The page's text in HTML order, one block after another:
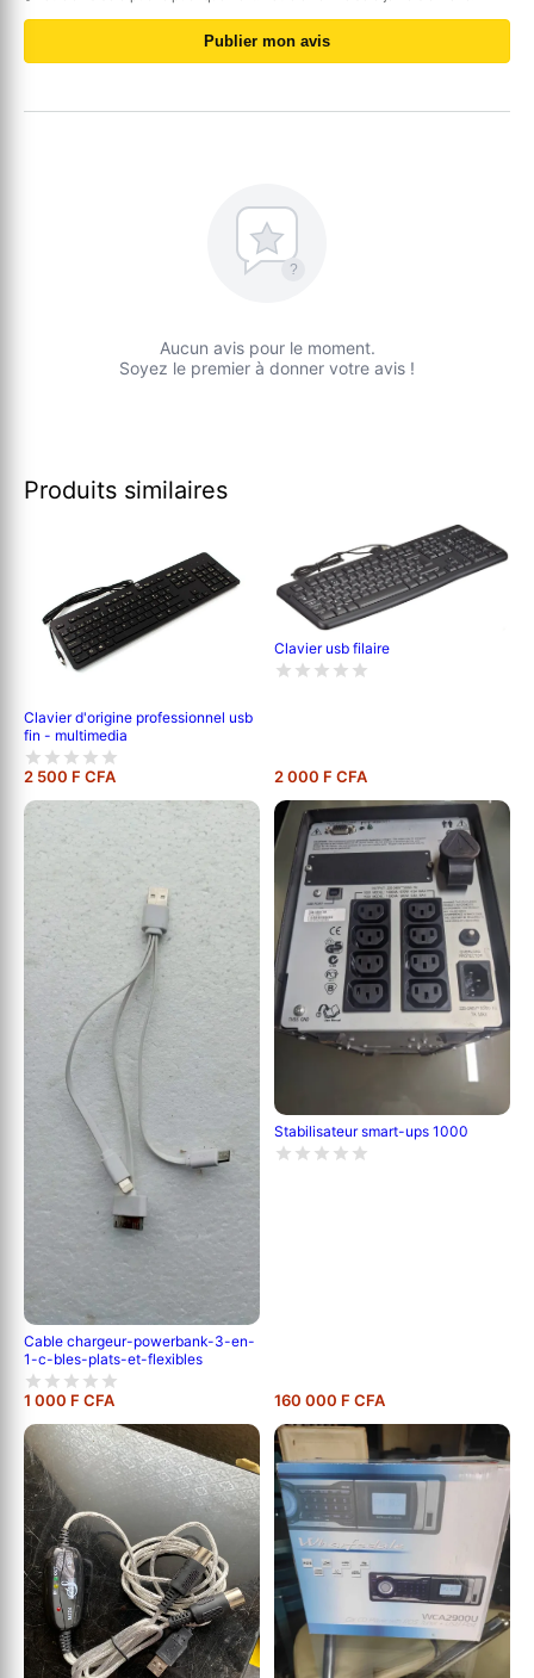
Publier mon avis
?
Aucun avis pour le moment.
Soyez le premier à donner votre avis !
Produits similaires
Clavier d'origine professionnel usb
fin - multimedia
2 500 F CFA
Clavier usb filaire
2 000 F CFA
Cable chargeur-powerbank-3-en-
1-c-bles-plats-et-flexibles
1 000 F CFA
Stabilisateur smart-ups 1000
160 000 F CFA